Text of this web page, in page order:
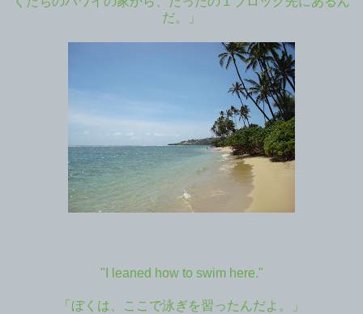
だ。」
"I leaned how to swim here."
「ぼくは、ここで泳ぎを習ったんだよ。」